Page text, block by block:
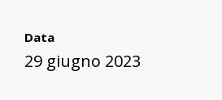
Data
29 giugno 2023